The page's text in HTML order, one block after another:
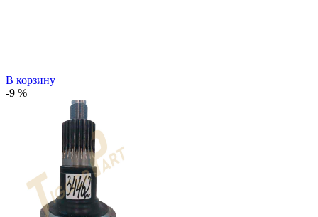
В корзину
-9 %